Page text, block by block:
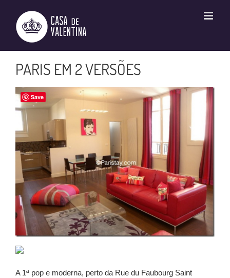
conteúdo
PARIS EM 2 VERSÕES
A 1ª pop e moderna, perto da Rue du Faubourg Saint
Save